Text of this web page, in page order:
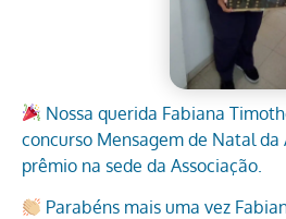
Nossa querida Fabiana
concurso Mensagem de Natal
prêmio na sede da Associação.
Parabéns mais uma vez